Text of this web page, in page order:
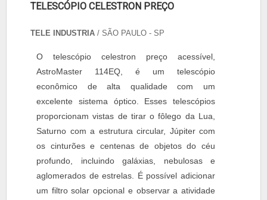
TELESCÓPIO CELESTRON PREÇO
TELE INDUSTRIA / SÃO PAULO - SP
O telescópio celestron preço acessível,
AstroMaster 114EQ, é um telescópio
econômico de alta qualidade com um
excelente sistema óptico. Esses telescópios
proporcionam vistas de tirar o fôlego da Lua,
Saturno com a estrutura circular, Júpiter com
os cinturões e centenas de objetos do céu
profundo, incluindo galáxias, nebulosas e
aglomerados de estrelas. É possível adicionar
um filtro solar opcional e observar a atividade